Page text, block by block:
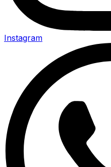
Instagram